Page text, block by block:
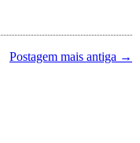
Postagem mais antiga →